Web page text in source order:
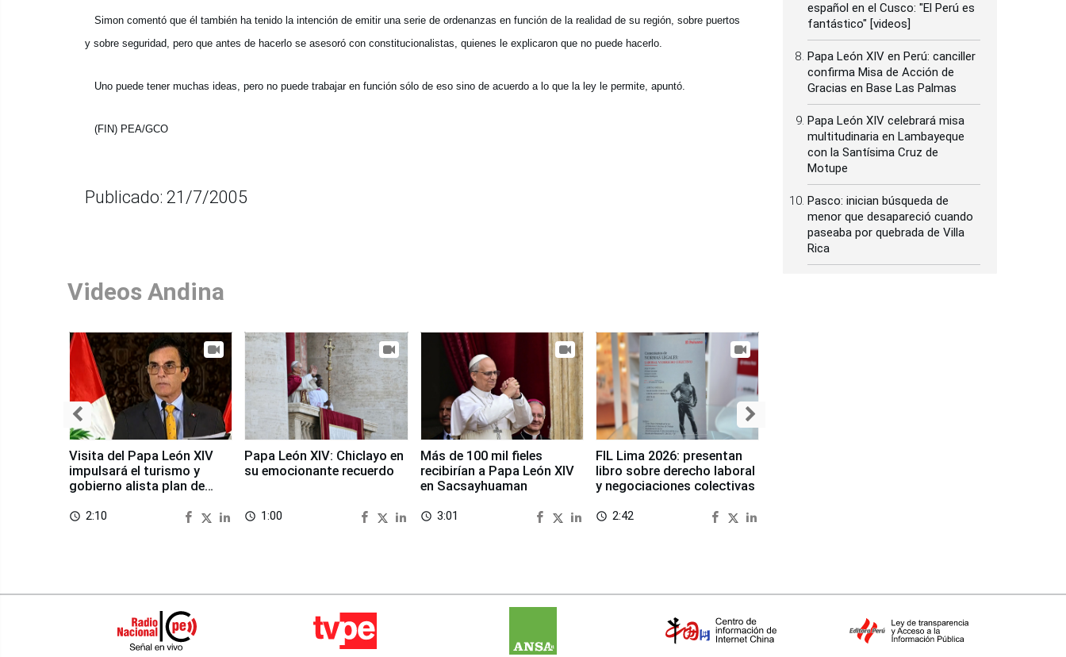
Simon comentó que él también ha tenido la intención de emitir una serie de ordenanzas en función de la realidad de su región, sobre puertos
y sobre seguridad, pero que antes de hacerlo se asesoró con constitucionalistas, quienes le explicaron que no puede hacerlo.
Uno puede tener muchas ideas, pero no puede trabajar en función sólo de eso sino de acuerdo a lo que la ley le permite, apuntó.
(FIN) PEA/GCO
Publicado: 21/7/2005
Videos Andina
Visita del Papa León XIV
impulsará el turismo y
gobierno alista plan de
access_time 2:10
Papa León XIV: Chiclayo en
su emocionante recuerdo
access_time 1:00
Más de 100 mil fieles
recibirían a Papa León XIV
en Sacsayhuaman
access_time 3:01
FIL Lima 2026: presentan
libro sobre derecho laboral
y negociaciones colectivas
access_time 2:42
español en el Cusco: "El Perú es
fantástico" [videos]
Papa León XIV en Perú: canciller
confirma Misa de Acción de
Gracias en Base Las Palmas
Papa León XIV celebrará misa
multitudinaria en Lambayeque
con la Santísima Cruz de
Motupe
Pasco: inician búsqueda de
menor que desapareció cuando
paseaba por quebrada de Villa
Rica